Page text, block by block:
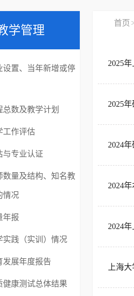
学管理
设置、当年新增或停
总数及教学计划
工作评估
与专业认证
数量及结构、知名教
情况
年报
实践（实训）情况
发展年度报告
健康测试总体结果
首页
2025
2025
2024
2024
2024
上海